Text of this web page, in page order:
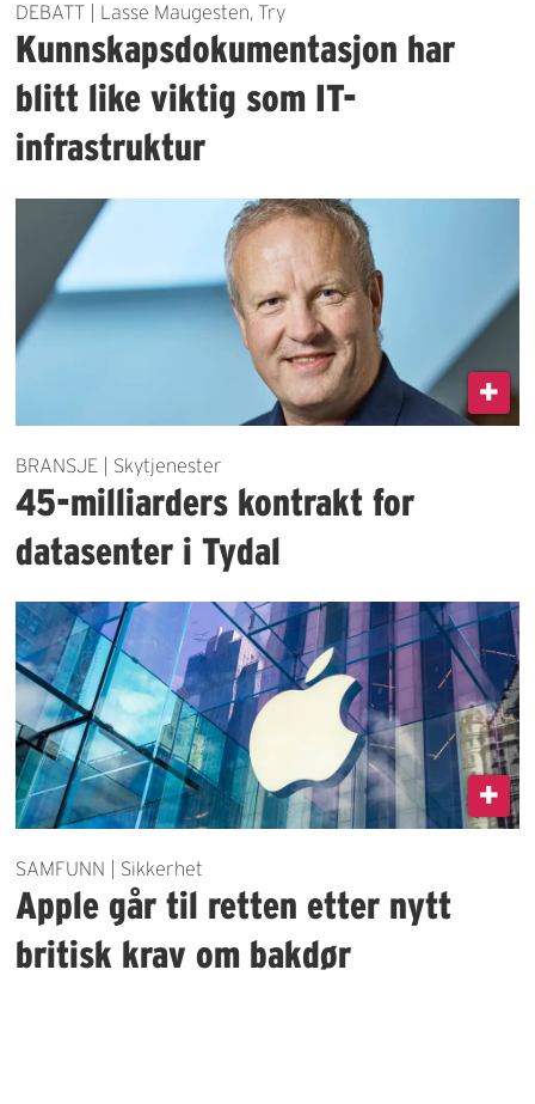
DEBATT | Lasse Maugesten, Try
Kunnskapsdokumentasjon har
blitt like viktig som IT-
infrastruktur
BRANSJE | Skytjenester
45-milliarders kontrakt for
datasenter i Tydal
SAMFUNN | Sikkerhet
Apple går til retten etter nytt
britisk krav om bakdør